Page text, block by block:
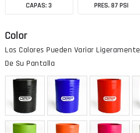
CAPAS: 3 PRES. 87 PSI
Color